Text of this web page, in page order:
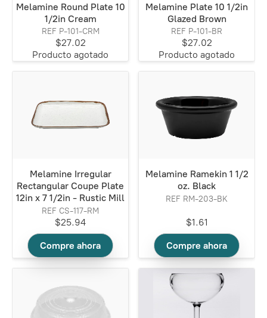
Melamine Round Plate 10
1/2in Cream
REF P-101-CRM
$27.02
Producto agotado
Melamine Plate 10 1/2in
Glazed Brown
REF P-101-BR
$27.02
Producto agotado
Melamine Irregular
Rectangular Coupe Plate
12in x 7 1/2in - Rustic Mill
REF CS-117-RM
$25.94
Compre ahora
Melamine Ramekin 1 1/2
oz. Black
REF RM-203-BK
$1.61
Compre ahora